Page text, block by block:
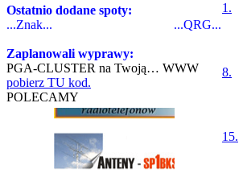
Ostatnio dodane spoty:
...Znak...
...QRG...
Zaplanowali wyprawy:
PGA-CLUSTER na Twoją… WWW
pobierz TU kod.
POLECAMY
1.
8.
15.